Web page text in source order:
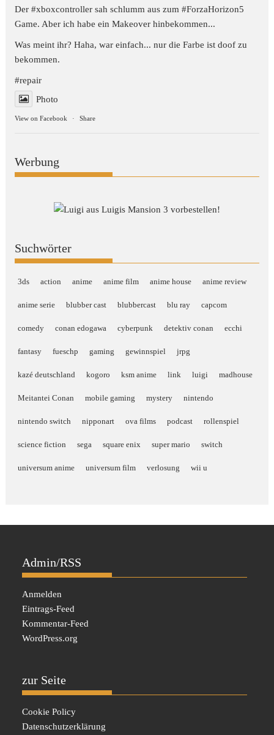
Der #xboxcontroller sah schlumm aus zum#ForzaHorizon5
Game. Aber ich habe ein Makeover hinbekommen...
Was meint ihr? Haha, war einfach... nur die Farbe ist doof zu
bekommen.
#repair
Photo
View on Facebook · Share
Werbung
Suchwörter
3ds action anime anime film anime house anime review
anime serie blubber cast blubbercast blu ray capcom
comedy conan edogawa cyberpunk detektiv conan ecchi
fantasy fueschp gaming gewinnspiel jrpg
kazé deutschland kogoro ksm anime link luigi madhouse
Meitantei Conan mobile gaming mystery nintendo
nintendo switch nipponart ova films podcast rollenspiel
science fiction sega square enix super mario switch
universum anime universum film verlosung wii u
Admin/RSS
Anmelden
Eintrags-Feed
Kommentar-Feed
WordPress.org
zur Seite
Cookie Policy
Datenschutzerklärung